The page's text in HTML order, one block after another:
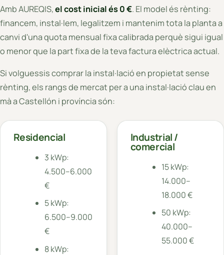
Amb AUREQIS,el cost inicial és 0 €. El model és rènting:
financem, instal·lem, legalitzem i mantenim tota la planta a
canvi d'una quota mensual fixa calibrada perquè sigui igual
o menor que la part fixa de la teva factura elèctrica actual.
Si volguessis comprar la instal·lació en propietat sense
rènting, els rangs de mercat per a una instal·lació clau en
mà a Castellón i província són:
Residencial
3 kWp:
4.500–6.000
€
5 kWp:
6.500–9.000
€
8 kWp:
Industrial /
comercial
15 kWp:
14.000–
18.000 €
50 kWp:
40.000–
55.000 €